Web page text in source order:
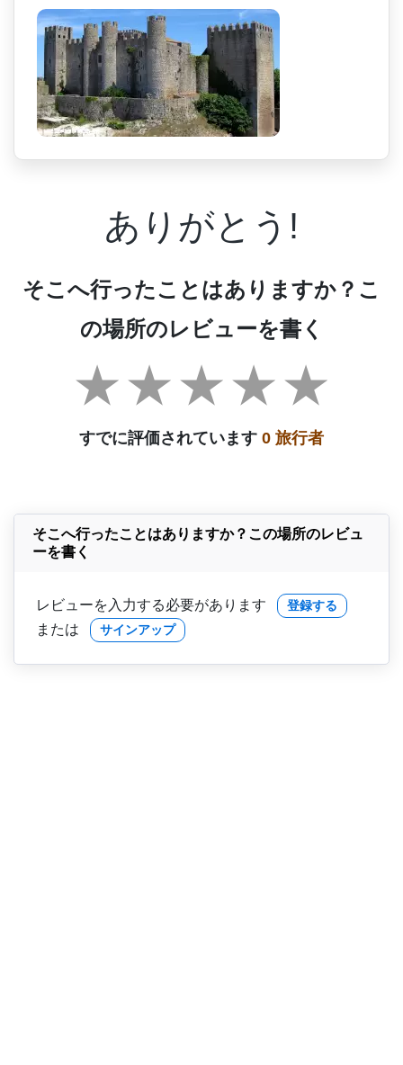
ありがとう!
そこへ行ったことはありますか？こ
の場所のレビューを書く
すでに評価されています 0 旅行者
そこへ行ったことはありますか？この場所のレビュ
ーを書く
レビューを入力する必要があります 登録する
または サインアップ